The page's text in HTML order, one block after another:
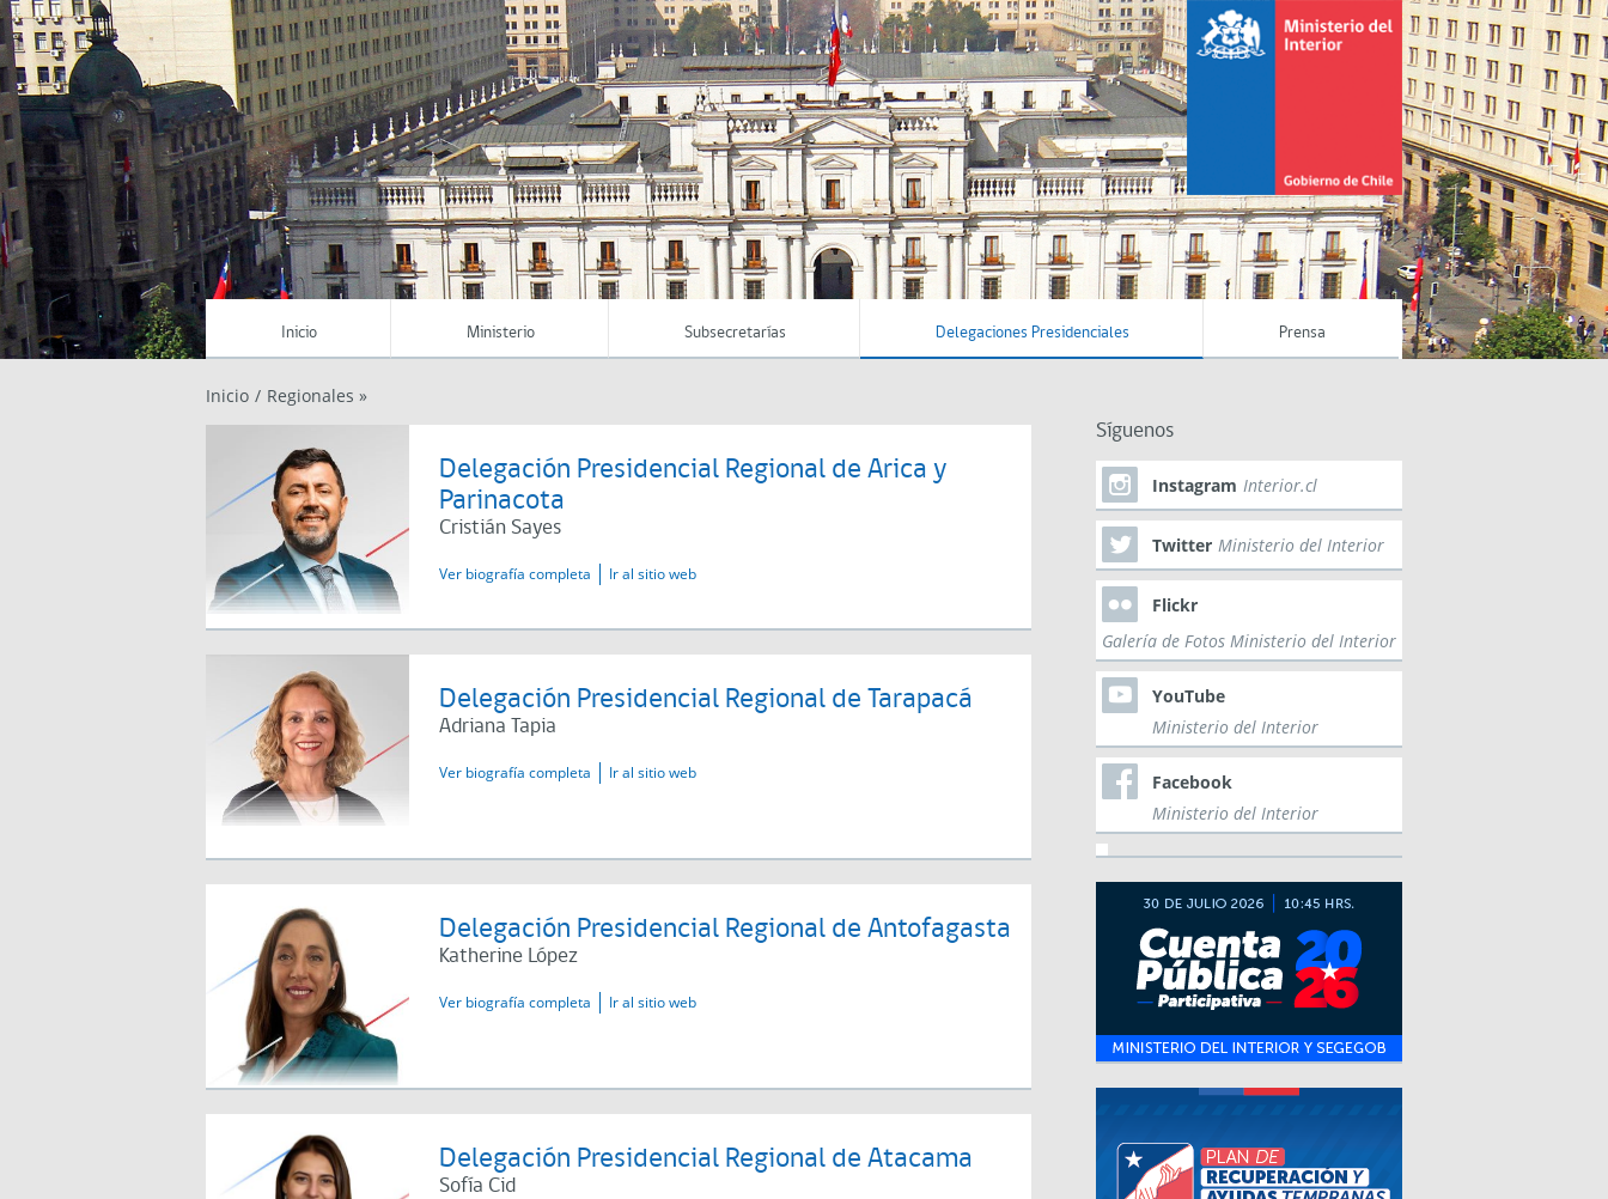
Inicio Ministerio Subsecretarías Delegaciones Presidenciales Prensa
Inicio / Regionales »
Delegación Presidencial Regional de Arica y
Parinacota
Cristián Sayes
Ver biografía completa Ir al sitio web
Delegación Presidencial Regional de Tarapacá
Adriana Tapia
Ver biografía completa Ir al sitio web
Delegación Presidencial Regional de Antofagasta
Katherine López
Ver biografía completa Ir al sitio web
Delegación Presidencial Regional de Atacama
Sofía Cid
Síguenos
Instagram Interior.cl
Twitter Ministerio del Interior
Flickr
Galería de Fotos Ministerio del Interior
YouTube
Ministerio del Interior
Facebook
Ministerio del Interior